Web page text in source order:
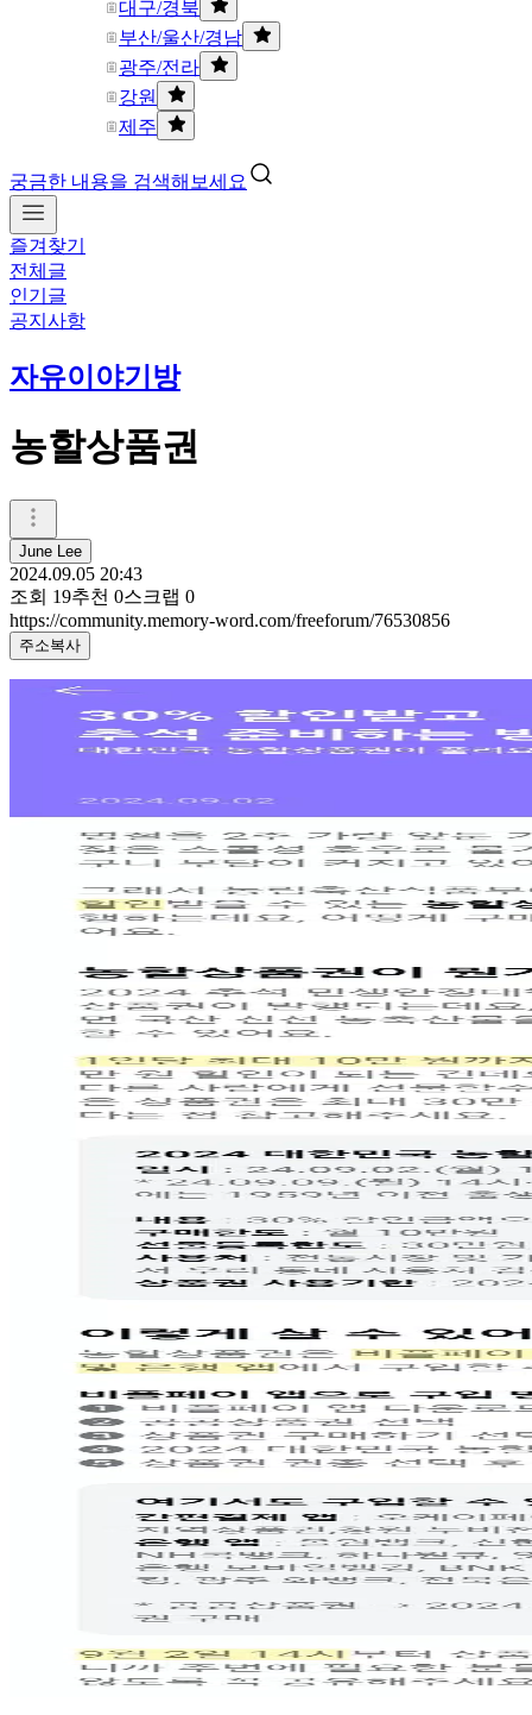
대구/경북
부산/울산/경남
광주/전라
강원
제주
궁금한 내용을 검색해보세요
즐겨찾기
전체글
인기글
공지사항
자유이야기방
농할상품권
June Lee
2024.09.05 20:43
조회 19추천 0스크랩 0
https://community.memory-word.com/freeforum/76530856
주소복사